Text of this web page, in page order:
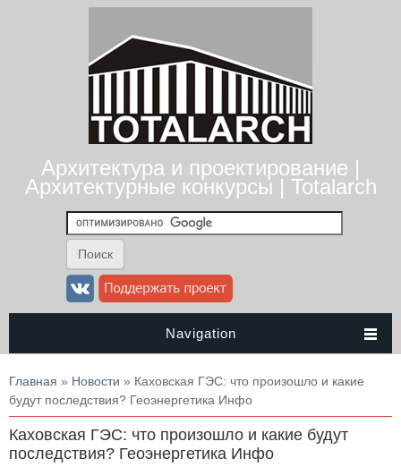
Архитектура и проектирование |
Архитектурные конкурсы | Totalarch
Navigation
Вы здесь
Главная » Новости » Каховская ГЭС: что произошло и какие
будут последствия? Геоэнергетика Инфо
Каховская ГЭС: что произошло и какие будут
последствия? Геоэнергетика Инфо